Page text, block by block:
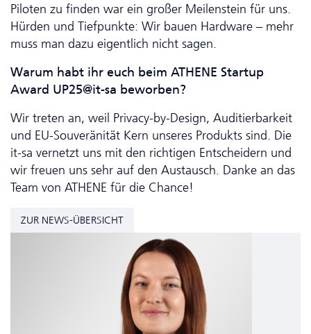
Piloten zu finden war ein großer Meilenstein für uns.
Hürden und Tiefpunkte: Wir bauen Hardware – mehr
muss man dazu eigentlich nicht sagen.
Warum habt ihr euch beim ATHENE Startup
Award UP25@it-sa beworben?
Wir treten an, weil Privacy-by-Design, Auditierbarkeit
und EU-Souveränität Kern unseres Produkts sind. Die
it-sa vernetzt uns mit den richtigen Entscheidern und
wir freuen uns sehr auf den Austausch. Danke an das
Team von ATHENE für die Chance!
ZUR NEWS-ÜBERSICHT